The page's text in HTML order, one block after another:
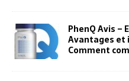
PhenQ Avis –
Avantages et
Comment